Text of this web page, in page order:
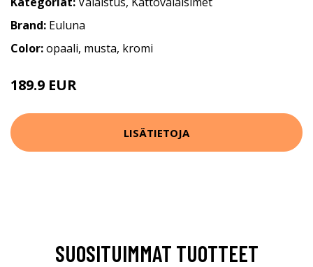
Brand: Euluna
Color:opaali, musta, kromi
189.9 EUR
LISÄTIETOJA
SUOSITUIMMAT TUOTTEET